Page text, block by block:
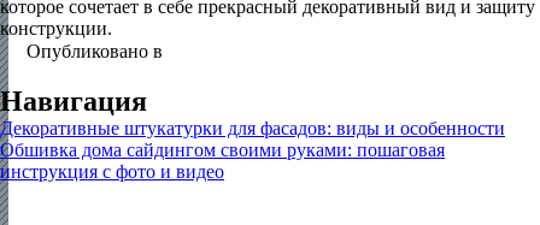
которое сочетает в себе прекрасный декоративный вид и защиту
конструкции.
Опубликовано в
Навигация
Декоративные штукатурки для фасадов: виды и особенности
Обшивка дома сайдингом своими руками: пошаговая
инструкция с фото и видео